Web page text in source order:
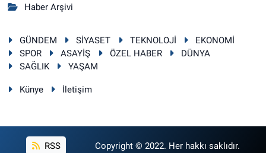
Haber Arşivi
GÜNDEM SİYASET TEKNOLOJİ
EKONOMİ
SPOR
ASAYİŞ ÖZEL HABER
DÜNYA
SAĞLIK
YAŞAM
Künye İletişim
RSS Copyright © 2022. Her hakkı saklıdır.